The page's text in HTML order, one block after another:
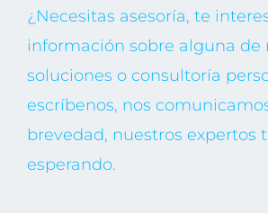
¿Necesitas asesoría, te
información sobre alguna de
soluciones o consultoría
escríbenos, nos
brevedad, nuestros expertos
esperando.